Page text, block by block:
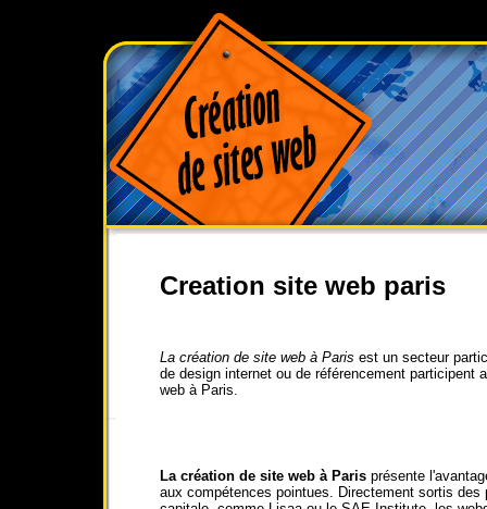
Creation site web paris
La création de site web à Paris est un secteur
de design internet ou de référencement participent
web à Paris.
La création de site web à Paris présente
aux compétences pointues. Directement sortis des